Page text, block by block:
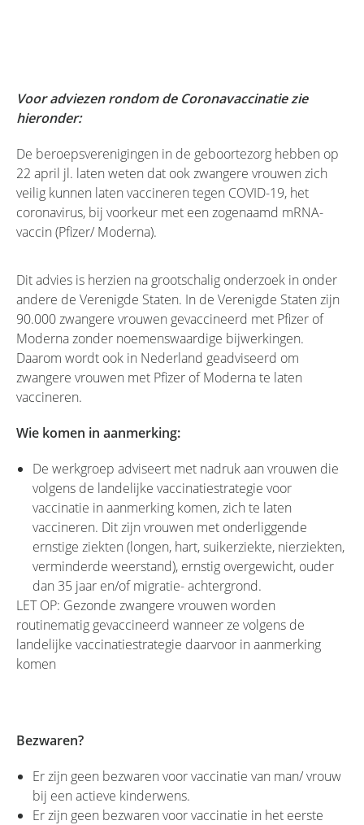
Voor adviezen rondom de Coronavaccinatie zie
hieronder:
De beroepsverenigingen in de geboortezorg hebben op
22 april jl. laten weten dat ook zwangere vrouwen zich
veilig kunnen laten vaccineren tegen COVID-19, het
coronavirus, bij voorkeur met een zogenaamd mRNA-
vaccin (Pfizer/ Moderna).
Dit advies is herzien na grootschalig onderzoek in onder
andere de Verenigde Staten. In de Verenigde Staten zijn
90.000 zwangere vrouwen gevaccineerd met Pfizer of
Moderna zonder noemenswaardige bijwerkingen.
Daarom wordt ook in Nederland geadviseerd om
zwangere vrouwen met Pfizer of Moderna te laten
vaccineren.
Wie komen in aanmerking:
De werkgroep adviseert met nadruk aan vrouwen die
volgens de landelijke vaccinatiestrategie voor
vaccinatie in aanmerking komen, zich te laten
vaccineren. Dit zijn vrouwen met onderliggende
ernstige ziekten (longen, hart, suikerziekte, nierziekten,
verminderde weerstand), ernstig overgewicht, ouder
dan 35 jaar en/of migratie- achtergrond.
LET OP: Gezonde zwangere vrouwen worden
routinematig gevaccineerd wanneer ze volgens de
landelijke vaccinatiestrategie daarvoor in aanmerking
komen
Bezwaren?
Er zijn geen bezwaren voor vaccinatie van man/ vrouw
bij een actieve kinderwens.
Er zijn geen bezwaren voor vaccinatie in het eerste